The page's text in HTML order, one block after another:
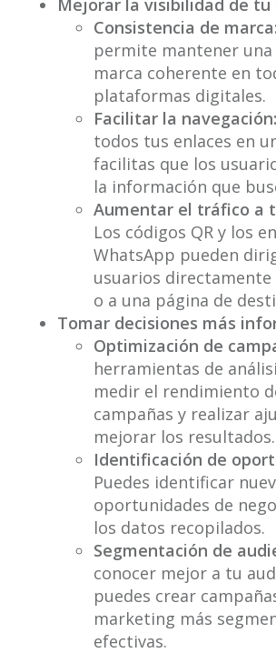
Mejorar la visibilidad de tu
Consistencia de marca:
permite mantener una
marca coherente en
plataformas digitales.
Facilitar la navegación:
todos tus enlaces en
facilitas que los
la información que
Aumentar el tráfico a
Los códigos QR y los
WhatsApp pueden
usuarios
o a una página de
Tomar decisiones más
Optimización de
herramientas de
medir el rendimiento
campañas y realizar
mejorar los resultados.
Identificación de
Puedes identificar
oportunidades de
los datos recopilados.
Segmentación de
conocer mejor a tu
puedes crear
marketing más
efectivas.